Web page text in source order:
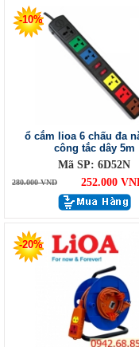
-10%
ổ cắm lioa 6 chấu đa
công tắc dây 5m
Mã SP: 6D52N
280.000 VND 252.000
-20%